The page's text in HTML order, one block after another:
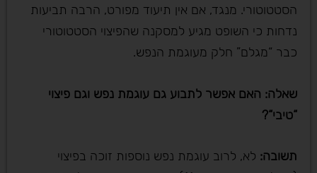
הסטטוטורי. מנגד, אם אין תיעוד מפורט, הרבה תביעות
נדחות כי השופט מגיע למסקנה שהפיצוי הסטטוטורי
כבר “מגלם” חלק מעוגמת הנפש.
שאלה: האם אפשר לתבוע גם עוגמת נפש וגם פיצוי
“טיבי“?
תשובה: לא, לרוב עוגמת נפש נוספות זוכה בפיצוי